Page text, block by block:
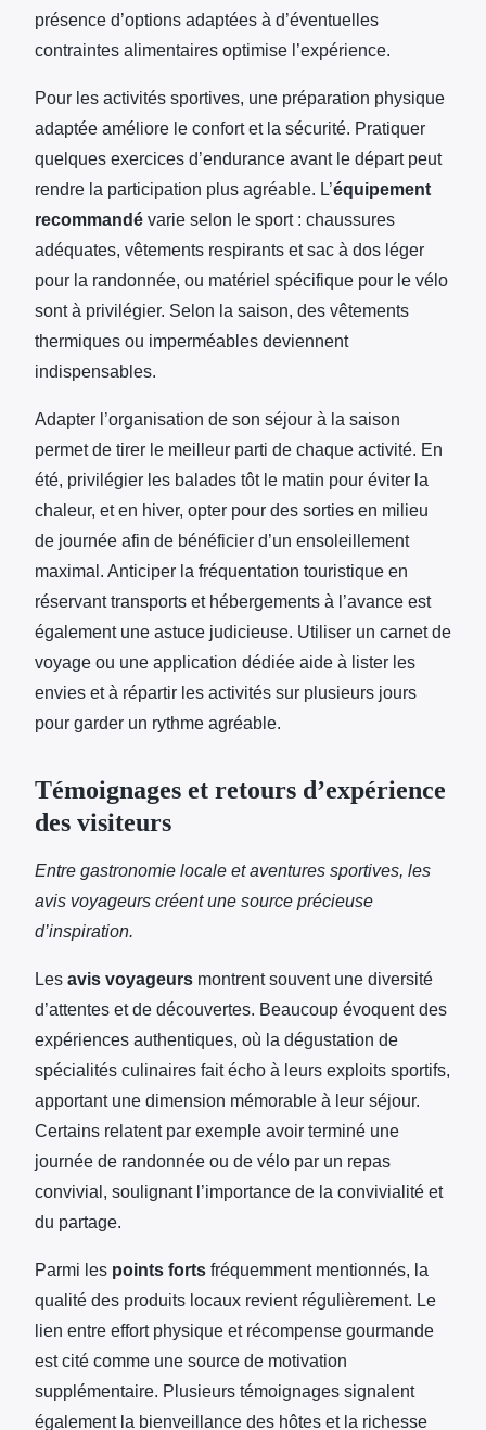
présence d’options adaptées à d’éventuelles
contraintes alimentaires optimise l’expérience.
Pour les activités sportives, une préparation physique
adaptée améliore le confort et la sécurité. Pratiquer
quelques exercices d’endurance avant le départ peut
rendre la participation plus agréable. L’équipement
recommandé varie selon le sport : chaussures
adéquates, vêtements respirants et sac à dos léger
pour la randonnée, ou matériel spécifique pour le vélo
sont à privilégier. Selon la saison, des vêtements
thermiques ou imperméables deviennent
indispensables.
Adapter l’organisation de son séjour à la saison
permet de tirer le meilleur parti de chaque activité. En
été, privilégier les balades tôt le matin pour éviter la
chaleur, et en hiver, opter pour des sorties en milieu
de journée afin de bénéficier d’un ensoleillement
maximal. Anticiper la fréquentation touristique en
réservant transports et hébergements à l’avance est
également une astuce judicieuse. Utiliser un carnet de
voyage ou une application dédiée aide à lister les
envies et à répartir les activités sur plusieurs jours
pour garder un rythme agréable.
Témoignages et retours d’expérience
des visiteurs
Entre gastronomie locale et aventures sportives, les
avis voyageurs créent une source précieuse
d’inspiration.
Les avis voyageurs montrent souvent une diversité
d’attentes et de découvertes. Beaucoup évoquent des
expériences authentiques, où la dégustation de
spécialités culinaires fait écho à leurs exploits sportifs,
apportant une dimension mémorable à leur séjour.
Certains relatent par exemple avoir terminé une
journée de randonnée ou de vélo par un repas
convivial, soulignant l’importance de la convivialité et
du partage.
Parmi les points forts fréquemment mentionnés, la
qualité des produits locaux revient régulièrement. Le
lien entre effort physique et récompense gourmande
est cité comme une source de motivation
supplémentaire. Plusieurs témoignages signalent
également la bienveillance des hôtes et la richesse